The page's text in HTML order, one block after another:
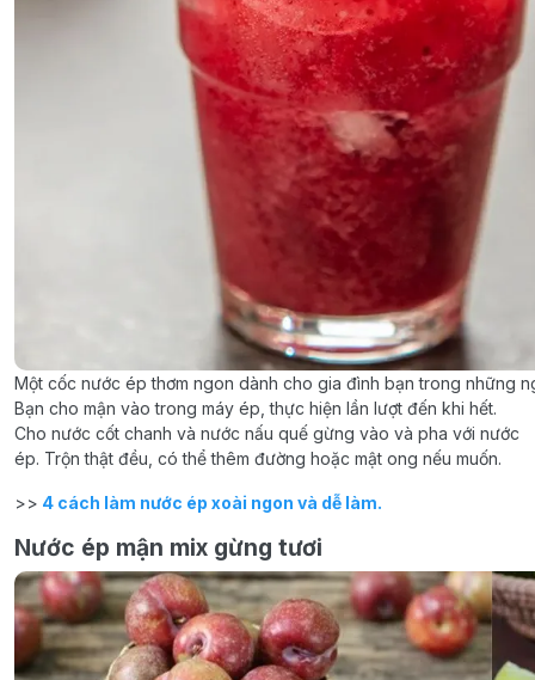
Một cốc nước ép thơm ngon dành cho gia đình bạn trong những
Bạn cho mận vào trong máy ép, thực hiện lần lượt đến khi hết.
Cho nước cốt chanh và nước nấu quế gừng vào và pha với nước
ép. Trộn thật đều, có thể thêm đường hoặc mật ong nếu muốn.
>> 4 cách làm nước ép xoài ngon và dễ làm.
Nước ép mận mix gừng tươi